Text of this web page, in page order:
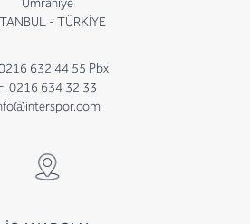
- TÜRKİYE
632 44 55 Pbx
F. 0216 634 32 33